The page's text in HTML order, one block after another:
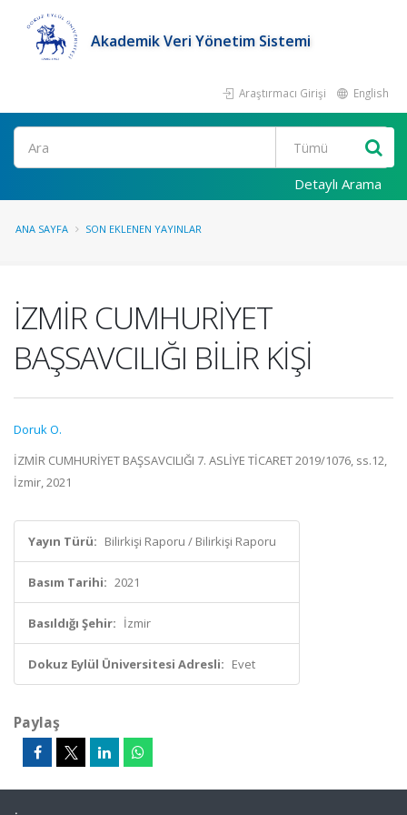
Akademik Veri Yönetim Sistemi
Araştırmacı Girişi English
Ara
Detaylı Arama
ANA SAYFA SON EKLENEN YAYINLAR
İZMİR CUMHURİYET
BAŞSAVCILIĞI BİLİR KİŞİ
Doruk O.
İZMİR CUMHURİYET BAŞSAVCILIĞI 7. ASLİYE TİCARET 2019/1076, ss.12,
İzmir, 2021
Yayın Türü: Bilirkişi Raporu / Bilirkişi Raporu
Basım Tarihi: 2021
Basıldığı Şehir: İzmir
Dokuz Eylül Üniversitesi Adresli: Evet
Paylaş